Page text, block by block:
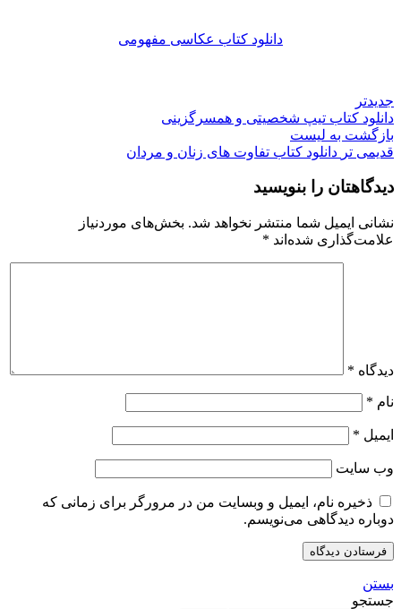
دانلود کتاب عکاسی مفهومی
جدیدتر
دانلود کتاب تیپ شخصیتی و همسرگزینی
بازگشت به لیست
قدیمی تر دانلود کتاب تفاوت های زنان و مردان
دیدگاهتان را بنویسید
نشانی ایمیل شما منتشر نخواهد شد. بخش‌های موردنیاز
علامت‌گذاری شده‌اند *
دیدگاه *
نام *
ایمیل *
وب‌ سایت
ذخیره نام، ایمیل و وبسایت من در مرورگر برای زمانی که
دوباره دیدگاهی می‌نویسم.
بستن
جستجو